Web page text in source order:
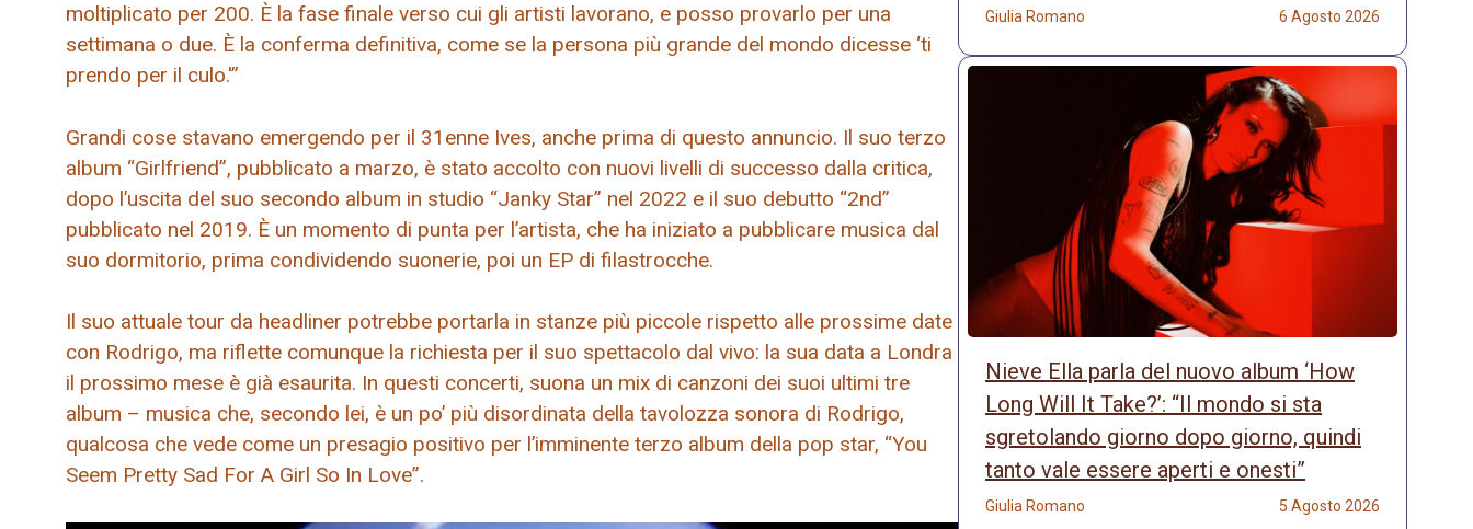
moltiplicato per 200. È la fase finale verso cui gli artisti lavorano, e posso provarlo per una
settimana o due. È la conferma definitiva, come se la persona più grande del mondo dicesse ‘ti
prendo per il culo.'”
Grandi cose stavano emergendo per il 31enne Ives, anche prima di questo annuncio. Il suo terzo
album “Girlfriend”, pubblicato a marzo, è stato accolto con nuovi livelli di successo dalla critica,
dopo l’uscita del suo secondo album in studio “Janky Star” nel 2022 e il suo debutto “2nd”
pubblicato nel 2019. È un momento di punta per l’artista, che ha iniziato a pubblicare musica dal
suo dormitorio, prima condividendo suonerie, poi un EP di filastrocche.
Il suo attuale tour da headliner potrebbe portarla in stanze più piccole rispetto alle prossime date
con Rodrigo, ma riflette comunque la richiesta per il suo spettacolo dal vivo: la sua data a Londra
il prossimo mese è già esaurita. In questi concerti, suona un mix di canzoni dei suoi ultimi tre
album – musica che, secondo lei, è un po’ più disordinata della tavolozza sonora di Rodrigo,
qualcosa che vede come un presagio positivo per l’imminente terzo album della pop star, “You
Seem Pretty Sad For A Girl So In Love”.
Giulia Romano 6 Agosto 2026
Nieve Ella parla del nuovo album ‘How
Long Will It Take?’: “Il mondo si sta
sgretolando giorno dopo giorno, quindi
tanto vale essere aperti e onesti”
Giulia Romano 5 Agosto 2026